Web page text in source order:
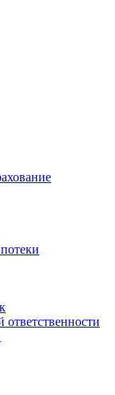
ответственности